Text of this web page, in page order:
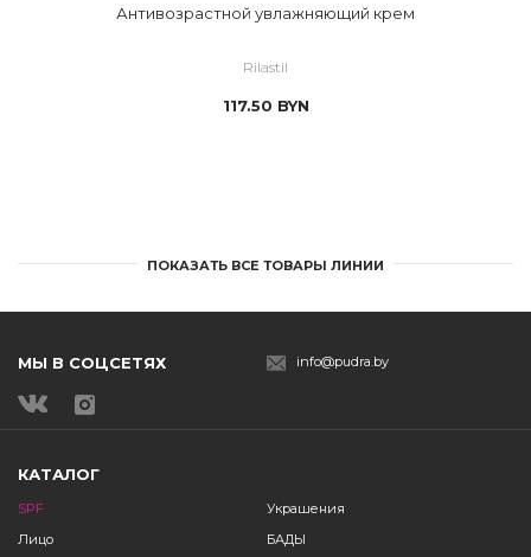
Антивозрастной увлажняющий крем
Rilastil
117.50 BYN
ПОКАЗАТЬ ВСЕ ТОВАРЫ ЛИНИИ
МЫ В СОЦСЕТЯХ info@pudra.by
КАТАЛОГ
SPF
Лицо
Украшения
БАДЫ